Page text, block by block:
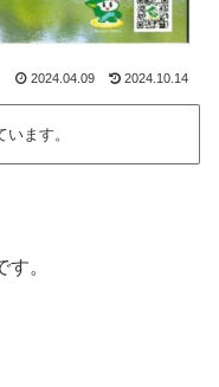
2024.04.09 2024.10.14
ます。
。